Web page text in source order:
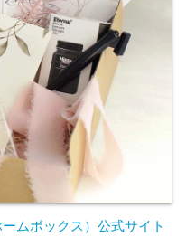
ムボックス）公式サイト